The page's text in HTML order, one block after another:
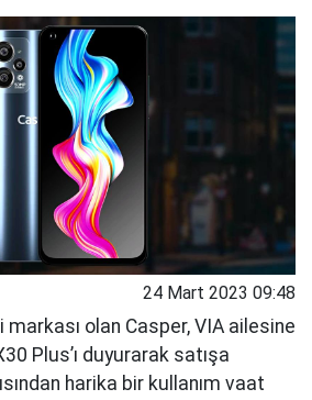
24 Mart 2023 09:48
markası olan Casper, VIA ailesine
Plus’ı duyurarak satışa
harika bir kullanım vaat